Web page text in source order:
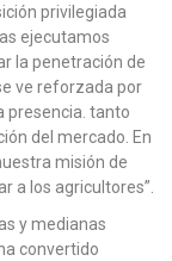
privilegiada
ejecutamos
la penetración de
ve reforzada por
presencia. tanto
del mercado. En
misión de
a los agricultores”.
y medianas
convertido